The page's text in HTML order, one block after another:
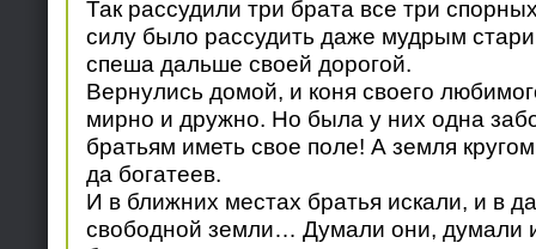
Так рассудили три брата все три
силу было рассудить даже мудрым
спеша дальше своей дорогой.
Вернулись домой, и коня своего
мирно и дружно. Но была у них одна
братьям иметь свое поле! А земля
да богатеев.
И в ближних местах братья искали, и в
свободной земли… Думали они, думали